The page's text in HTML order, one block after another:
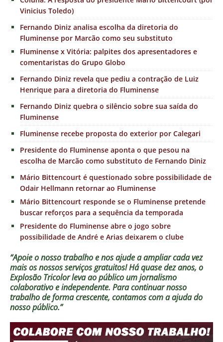
Vinicius Toledo)
Fernando Diniz analisa escolha da diretoria do
Fluminense por Marcão como seu substituto
Fluminense x Vitória: palpites dos apresentadores e
comentaristas do Grupo Globo
Fernando Diniz revela que pediu a contração de Luiz
Henrique para a diretoria do Fluminense
Fernando Diniz quebra o silêncio sobre sua saída do
Fluminense
Fluminense recebe proposta do exterior por Calegari
Presidente do Fluminense aponta o que pesou na
escolha de Marcão como substituto de Fernando Diniz
Mário Bittencourt é questionado sobre possibilidade de
Odair Hellmann retornar ao Fluminense
Mário Bittencourt responde se o Fluminense pretende
buscar reforços para a sequência da temporada
Presidente do Fluminense abre o jogo sobre
possibilidade de André e Arias deixarem o clube
“Apoie o nosso trabalho e nos ajude a ampliar cada vez
mais os nossos serviços gratuitos!Há quase dez anos, o
Explosão Tricolor leva ao público um jornalismo
colaborativo e independente. Para continuar nosso
trabalho de forma crescente, contamos com a ajuda do
nosso público.”